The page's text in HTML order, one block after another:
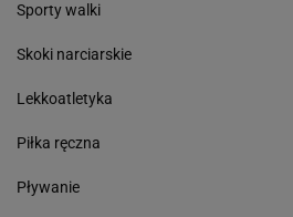
Sporty walki
Skoki narciarskie
Lekkoatletyka
Piłka ręczna
Pływanie